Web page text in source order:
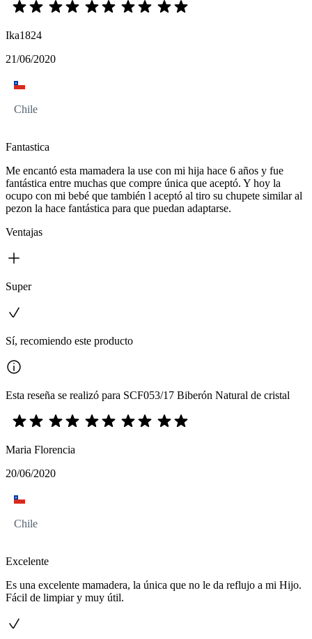
Ika1824
21/06/2020
Chile
Fantastica
Me encantó esta mamadera la use con mi hija hace 6 años y fue
fantástica entre muchas que compre única que aceptó. Y hoy la
ocupo con mi bebé que también l aceptó al tiro su chupete similar al
pezon la hace fantástica para que puedan adaptarse.
Ventajas
Super
Sí, recomiendo este producto
Esta reseña se realizó para SCF053/17 Biberón Natural de cristal
Maria Florencia
20/06/2020
Chile
Excelente
Es una excelente mamadera, la única que no le da reflujo a mi Hijo.
Fácil de limpiar y muy útil.